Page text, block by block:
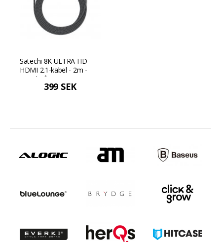
Satechi 8K ULTRA HD
HDMI 2.1-kabel - 2m -
Rymdgrå/svart
399 SEK